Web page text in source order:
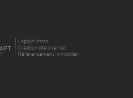
Logiciel immo
Création site internet
Référencement immobilier